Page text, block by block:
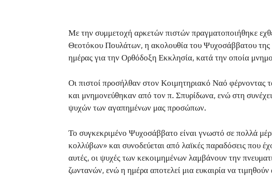
Με την συμμετοχή αρκετών πιστών πραγματοποιήθηκε
Θεοτόκου Πουλάτων, η ακολουθία του Ψυχοσάββατου της
ημέρας για την Ορθόδοξη Εκκλησία, κατά την οποία
Οι πιστοί προσήλθαν στον Κοιμητηριακό Ναό φέρνοντας
και μνημονεύθηκαν από τον π. Σπυρίδωνα, ενώ στη
ψυχών των αγαπημένων μας προσώπων.
Το συγκεκριμένο Ψυχοσάββατο είναι γνωστό σε πολλά
κολλύβων» και συνοδεύεται από λαϊκές παραδόσεις που
αυτές, οι ψυχές των κεκοιμημένων λαμβάνουν την
ζωντανών, ενώ η ημέρα αποτελεί μια ευκαιρία να